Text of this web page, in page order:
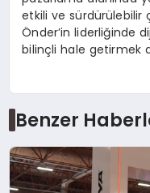
etkili ve sürdürülebilir
Önder’in liderliğinde
bilinçli hale getirmek
Benzer